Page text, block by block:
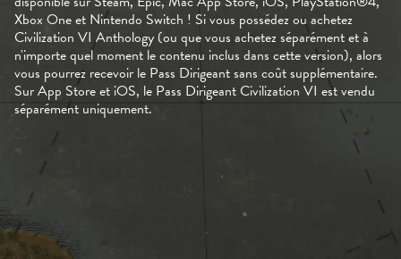
Xbox One et Nintendo Switch ! Si vous possédez ou achetez
Civilization VI Anthology (ou que vous achetez séparément et à
n'importe quel moment le contenu inclus dans cette version), alors
vous pourrez recevoir le Pass Dirigeant sans coût supplémentaire.
Sur App Store et iOS, le Pass Dirigeant Civilization VI est vendu
séparément uniquement.